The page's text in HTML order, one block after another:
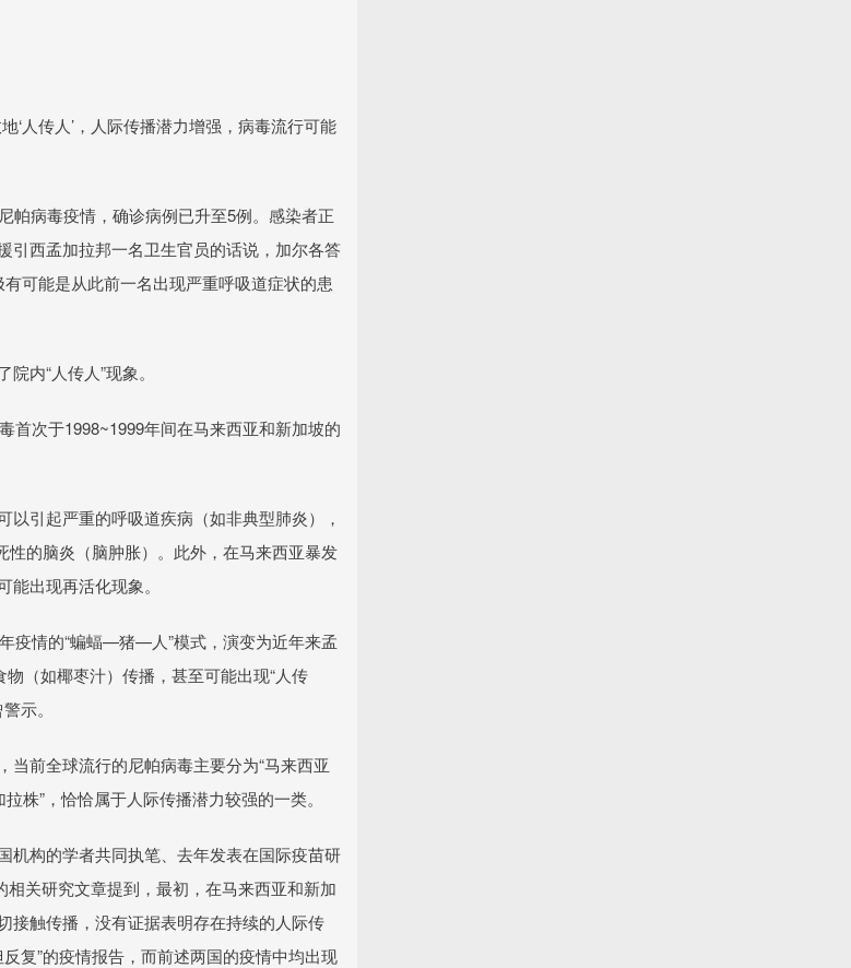
‘人传人’，人际传播潜力增强，病毒流行可能
帕病毒疫情，确诊病例已升至5例。感染者正
引西孟加拉邦一名卫生官员的话说，加尔各答
可能是从此前一名出现严重呼吸道症状的患
内“人传人”现象。
首次于1998~1999年间在马来西亚和新加坡的
引起严重的呼吸道疾病（如非典型肺炎），
的脑炎（脑肿胀）。此外，在马来西亚暴发
出现再活化现象。
疫情的“蝙蝠—猪—人”模式，演变为近年来孟
（如椰枣汁）传播，甚至可能出现“人传
示。
前全球流行的尼帕病毒主要分为“马来西亚
株”，恰恰属于人际传播潜力较强的一类。
机构的学者共同执笔、去年发表在国际疫苗研
关研究文章提到，最初，在马来西亚和新加
接触传播，没有证据表明存在持续的人际传
复”的疫情报告，而前述两国的疫情中均出现